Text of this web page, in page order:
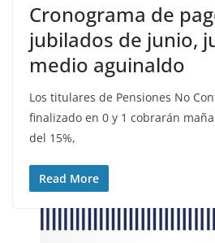
Cronograma de
jubilados de junio,
medio aguinaldo
Los titulares de Pensiones No
finalizado en 0 y 1 cobrarán
del 15%,
Read More